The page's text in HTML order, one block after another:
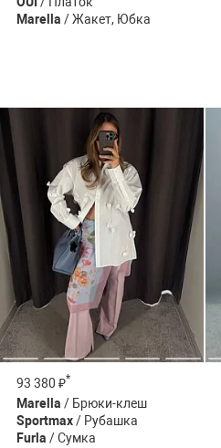
Marella / Жакет, Юбка
93 380 ₽*
Marella / Брюки-клеш
Sportmax/ Рубашка
Furla / Сумка